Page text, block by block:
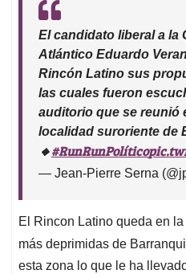
El candidato liberal a la
Atlántico Eduardo
Rincón Latino sus
las cuales fueron
auditorio que se reunió
localidad suroriente de
🔸#RunRunPolítico
— Jean-Pierre Serna
El Rincon Latino queda en
más deprimidas de
esta zona lo que le ha